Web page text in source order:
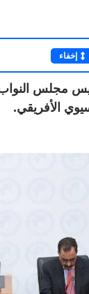
في
إخفاء
مجلس
الأفريقي.